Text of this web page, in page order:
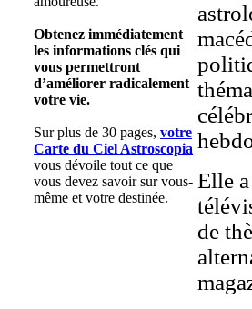
Obtenez immédiatement
les informations clés qui
vous permettront
d’améliorer radicalement
votre vie.
Sur plus de 30 pages, votre
Carte du Ciel Astroscopia
vous dévoile tout ce que
vous devez savoir sur vous-
même et votre destinée.
Elle
de